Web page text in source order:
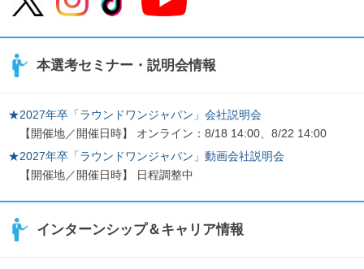
本選考セミナー・説明会情報
★2027年卒「ラウンドワンジャパン」会社説明会
【開催地／開催日時】 オンライン：8/18 14:00、8/22 14:00
★2027年卒「ラウンドワンジャパン」動画会社説明会
【開催地／開催日時】 日程調整中
インターンシップ＆キャリア情報